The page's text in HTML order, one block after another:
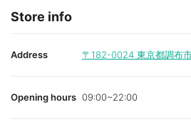
Store info
Address 〒182-0024 東京都調布
Opening hours 09:00~22:00